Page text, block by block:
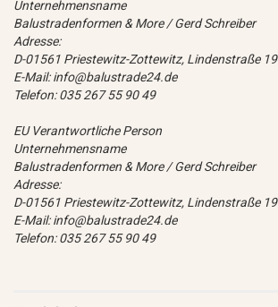
Unternehmensname
Balustradenformen & More / Gerd Schreiber
Adresse:
D-01561 Priestewitz-Zottewitz, Lindenstraße 19
E-Mail: info@balustrade24.de
Telefon: 035 267 55 90 49
EU Verantwortliche Person
Unternehmensname
Balustradenformen & More / Gerd Schreiber
Adresse:
D-01561 Priestewitz-Zottewitz, Lindenstraße 19
E-Mail: info@balustrade24.de
Telefon: 035 267 55 90 49